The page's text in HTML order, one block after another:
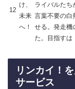
12
け、
未来
へ！
ライバルたち
言葉不要の白
せる。発走機
た。目指すは
リンカイ！
サービス